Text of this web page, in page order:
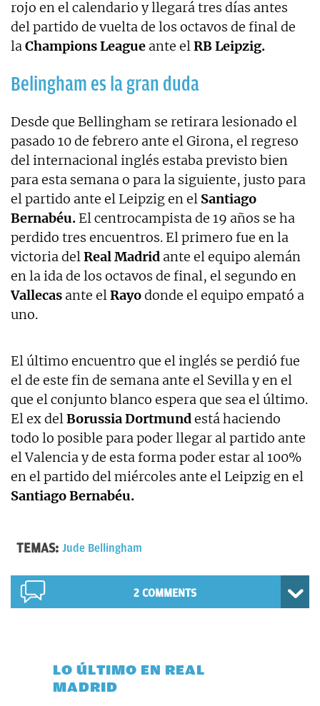
rojo en el calendario y llegará tres días antes
del partido de vuelta de los octavos de final de
laChampions League ante elRB Leipzig.
Belingham es la gran duda
Desde que Bellingham se retirara lesionado el
pasado 10 de febrero ante el Girona, el regreso
del internacional inglés estaba previsto bien
para esta semana o para la siguiente, justo para
el partido ante el Leipzig en el Santiago
Bernabéu. El centrocampista de 19 años se ha
perdido tres encuentros. El primero fue en la
victoria delReal Madrid ante el equipo alemán
en la ida de los octavos de final, el segundo en
Vallecas ante elRayodonde el equipo empató a
uno.
El último encuentro que el inglés se perdió fue
el de este fin de semana ante el Sevilla y en el
que el conjunto blanco espera que sea el último.
El ex delBorussia Dortmundestá haciendo
todo lo posible para poder llegar al partido ante
el Valencia y de esta forma poder estar al 100%
en el partido del miércoles ante el Leipzig en el
Santiago Bernabéu.
TEMAS: Jude Bellingham
2 COMMENTS
LO ÚLTIMO EN REAL
MADRID